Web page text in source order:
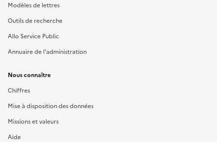
Modèles de lettres
Outils de recherche
Allo Service Public
Annuaire de l'administration
Nous connaître
Chiffres
Mise à disposition des données
Missions et valeurs
Aide